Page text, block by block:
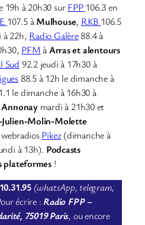
19h à 20h30 surFPP106.3 en
107.5 àMulhouse, RKB 106.5
22h, Radio Galère88.4 à
PFMàArras et alentours
Sud 92.2 jeudi à 17h30 à
88.5 à 12h le dimanche à
le dimanche à 16h30 à
Annonay mardi à 21h30 et
Julien-Molin-Molette
Pikez(dimanche à
à 13h). Podcasts
plateformes !
(whatsApp, telegram,
écrire : Radio FPP –
75019 Paris, ou encore